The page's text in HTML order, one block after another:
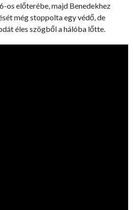
os előterébe, majd Benedekhez
még stoppolta egy védő, de
éles szögből a hálóba lőtte.